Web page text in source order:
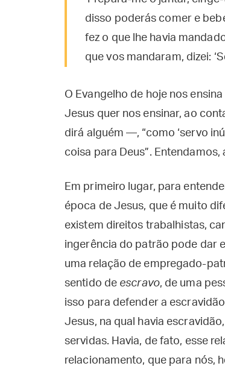
disso poderás comer e
fez o que lhe havia
que vos mandaram, dizei:
O Evangelho de hoje nos
Jesus quer nos ensinar, ao
dirá alguém —, “como ‘servo
coisa para Deus”.
Em primeiro lugar, para
época de Jesus, que é muito
existem direitos trabalhistas,
ingerência do patrão pode dar
uma relação de empregado-
sentido de escravo, de uma
isso para defender a
Jesus, na qual havia
servidas. Havia, de fato, esse
relacionamento, que para nós,